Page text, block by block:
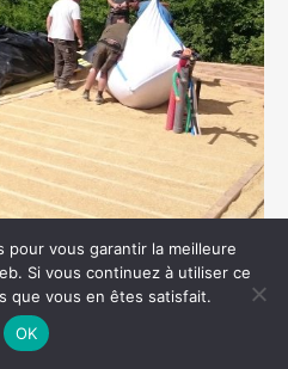
dans un plancher bas d’une
Alpes) - Entreprise Bonnefont
pour vous garantir la meilleure
Si vous continuez à utiliser ce
que vous en êtes satisfait.
OK